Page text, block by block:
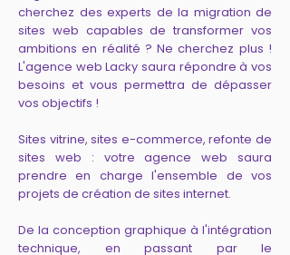
cherchez des experts de la migration de
sites web capables de transformer vos
ambitions en réalité ? Ne cherchez plus !
L'agence web Lacky saura répondre à vos
besoins et vous permettra de dépasser
vos objectifs !
Sites vitrine, sites e-commerce, refonte de
sites web : votre agence web saura
prendre en charge l'ensemble de vos
projets de création de sites internet.
De la conception graphique à l'intégration
technique, en passant par le